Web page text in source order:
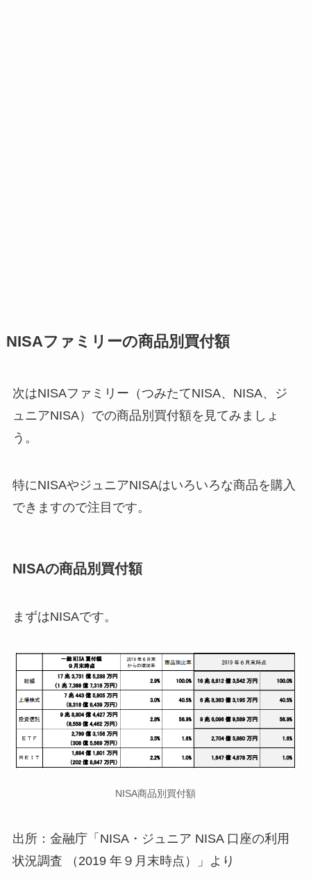
NISAファミリーの商品別買付額
次はNISAファミリー（つみたてNISA、NISA、ジ
ュニアNISA）での商品別買付額を見てみましょ
う。
特にNISAやジュニアNISAはいろいろな商品を購入
できますので注目です。
NISAの商品別買付額
まずはNISAです。
NISA商品別買付額
出所：金融庁「NISA・ジュニア NISA 口座の利用
状況調査 （2019 年９月末時点）」より